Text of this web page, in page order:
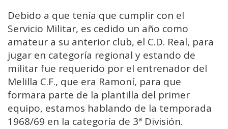
Debido a que tenía que cumplir con el
Servicio Militar, es cedido un año como
amateur a su anterior club, el C.D. Real, para
jugar en categoría regional y estando de
militar fue requerido por el entrenador del
Melilla C.F., que era Ramoní, para que
formara parte de la plantilla del primer
equipo, estamos hablando de la temporada
1968/69 en la categoría de 3ª División.